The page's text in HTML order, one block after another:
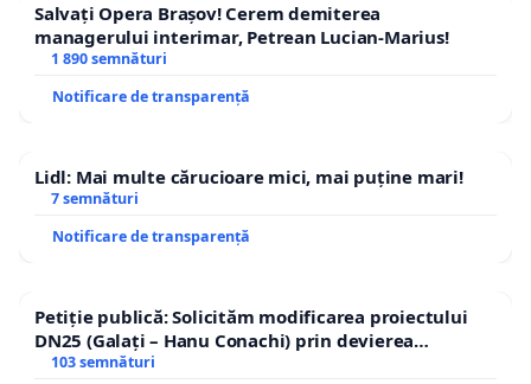
Salvați Opera Brașov! Cerem demiterea
managerului interimar, Petrean Lucian-Marius!
1 890 semnături
Notificare de transparență
Lidl: Mai multe cărucioare mici, mai puține mari!
7 semnături
Notificare de transparență
Petiție publică: Solicităm modificarea proiectului
DN25 (Galați – Hanu Conachi) prin devierea
traseului în afara localităților!
103 semnături